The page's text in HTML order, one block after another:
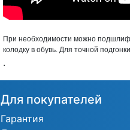
При необходимости можно
колодку в обувь. Для точной
.
Для покупателей
Гарантия